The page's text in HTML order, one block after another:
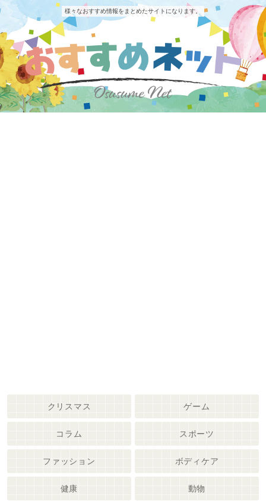
様々なおすすめ情報をまとめたサイトになります。
クリスマス ゲーム
コラム スポーツ
ファッション ボディケア
健康 動物